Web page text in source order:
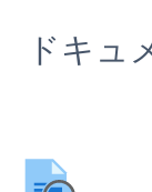
ドキュ